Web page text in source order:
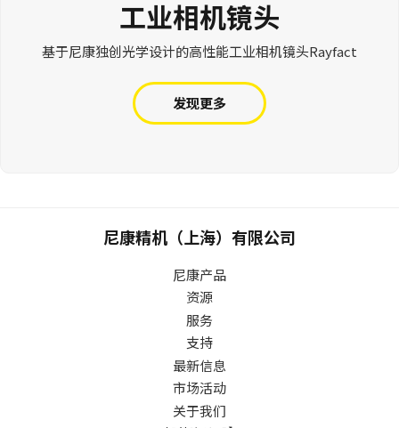
工业相机镜头
基于尼康独创光学设计的高性能工业相机镜头Rayfact
发现更多
尼康精机（上海）有限公司
尼康产品
资源
服务
支持
最新信息
市场活动
关于我们